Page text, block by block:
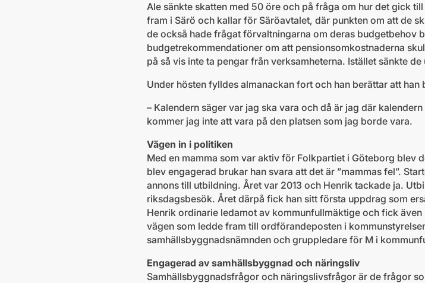
Ale sänkte skatten med 50 öre och på fråga om hur det gick
fram i Särö och kallar för Säröavtalet, där punkten om att de
de också hade frågat förvaltningarna om deras budgetbehov
budgetrekommendationer om att pensionsomkostnaderna
på så vis inte ta pengar från verksamheterna. Istället sänkte
Under hösten fylldes almanackan fort och han berättar att han
– Kalendern säger var jag ska vara och då är jag där
kommer jag inte att vara på den platsen som jag borde vara.
Vägen in i politiken
Med en mamma som var aktiv för Folkpartiet i Göteborg blev
blev engagerad brukar han svara att det är ”mammas fel”.
annons till utbildning. Året var 2013 och Henrik tackade ja.
riksdagsbesök. Året därpå fick han sitt första uppdrag som
Henrik ordinarie ledamot av kommunfullmäktige och fick
vägen som ledde fram till ordförandeposten i
samhällsbyggnadsnämnden och gruppledare för M i
Engagerad av samhällsbyggnad och näringsliv
Samhällsbyggnadsfrågor och näringslivsfrågor är de frågor